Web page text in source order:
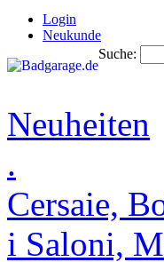
Login
Neukunde
Suche:
Neuheiten
.
Cersaie,
i Saloni,